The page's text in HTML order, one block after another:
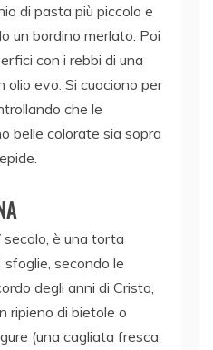
di pasta più piccolo e
un bordino merlato. Poi
con i rebbi di una
evo. Si cuociono per
che le
belle colorate sia sopra
è una torta
sfoglie , secondo le
degli anni di Cristo,
ripieno di bietole o
(una cagliata fresca